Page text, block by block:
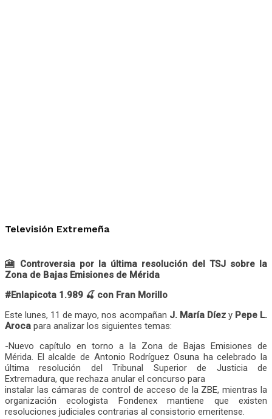
Televisión Extremeña
🎦 Controversia por la última resolución del TSJ sobre la
Zona de Bajas Emisiones de Mérida
#Enlapicota 1.989 🍒 con Fran Morillo
Este lunes, 11 de mayo, nos acompañan J. María Díez yPepe L.
Aroca para analizar los siguientes temas:
-Nuevo capítulo en torno a la Zona de Bajas Emisiones de
Mérida. El alcalde de Antonio Rodríguez Osuna ha celebrado la
última resolución del Tribunal Superior de Justicia de
Extremadura, que rechaza anular el concurso para
instalar las cámaras de control de acceso de la ZBE, mientras la
organización ecologista Fondenex mantiene que existen
resoluciones judiciales contrarias al consistorio emeritense.